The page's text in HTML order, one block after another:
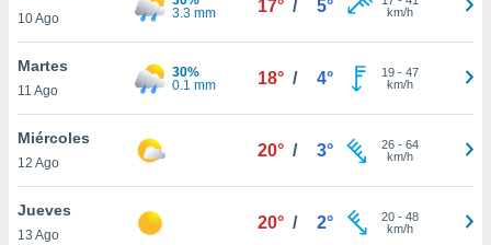
más
nuestra
y
de
10 Ago
3.3 mm
17° / 5°
km/h
Martes
11 Ago
30%
0.1 mm
18° / 4° 19- 47
km/h
Miércoles
12 Ago
20° / 3° 26- 64
km/h
Jueves
13 Ago
20° / 2° 20- 48
km/h